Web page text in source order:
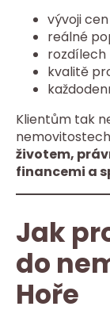
vývoji cen
reálné
rozdílech
kvalitě
Klientům tak
životem,
financemi a
Jak
do
Hoře